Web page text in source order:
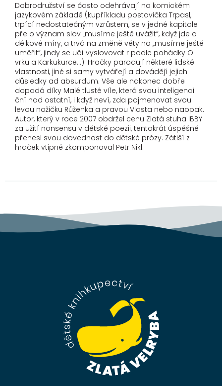
Dobrodružství se často odehrávají na komickém
jazykovém základě (kupříkladu postavička Trpasl,
trpící nedostatečným vzrůstem, se v jedné kapitole
pře o význam slov „musíme ještě uvážit“, když jde o
délkové míry, a trvá na změně věty na „musíme ještě
uměřit“, jindy se učí vyslovovat r podle pohádky O
vrku a Karkukurce…). Hračky parodují některé lidské
vlastnosti, jiné si samy vytvářejí a dovádějí jejich
důsledky ad absurdum. Vše ale nakonec dobře
dopadá díky Malé tlusté víle, která svou inteligencí
ční nad ostatní, i když neví, zda pojmenovat svou
levou nožičku Růženka a pravou Vlasta nebo naopak.
Autor, který v roce 2007 obdržel cenu Zlatá stuha IBBY
za užití nonsensu v dětské poezii, tentokrát úspěšně
přenesl svou dovednost do dětské prózy. Zátiší z
hraček vtipně zkomponoval Petr Nikl.